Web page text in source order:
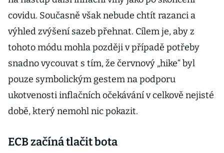
covidu. Současně však nebude chtít razanci a
výhled zvýšení sazeb přehnat. Cílem je, aby z
tohoto módu mohla později v případě potřeby
snadno vycouvat s tím, že červnový „hike“ byl
pouze symbolickým gestem na podporu
ukotvenosti inflačních očekávání v celkově nejisté
době, který nemohl nic pokazit.
ECB začíná tlačit bota